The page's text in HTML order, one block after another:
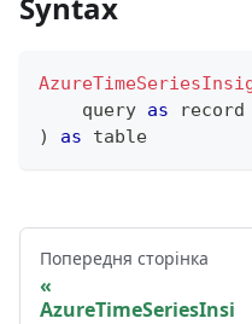
Syntax
    query
as
record
)
as table
Попередня сторінка
AzureTimeSeriesInsi